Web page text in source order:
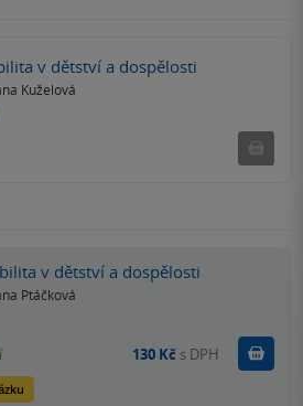
v dětství a dospělosti
Kuželová
v dětství a dospělosti
Ptáčková
130 Kč s DPH Koupit